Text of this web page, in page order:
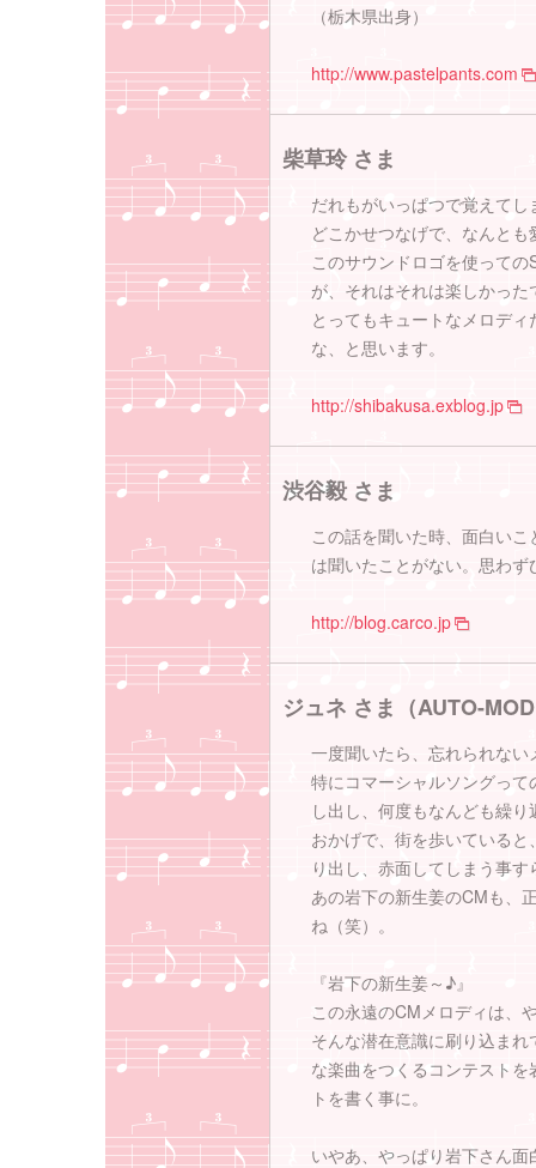
（栃木県出身）
http://www.pastelpants.com
柴草玲 さま
だれもがいっぱつで覚えて
どこかせつなげで、なんと
このサウンドロゴを使って
が、それはそれは楽しかった
とってもキュートなメロデ
な、と思います。
http://shibakusa.exblog.jp
渋谷毅 さま
この話を聞いた時、面白い
は聞いたことがない。思わ
http://blog.carco.jp
ジュネ さま（AUTO-
一度聞いたら、忘れられな
特にコマーシャルソングっ
し出し、何度もなんども繰り
おかげで、街を歩いている
り出し、赤面してしまう事
あの岩下の新生姜のCMも、
ね（笑）。
『岩下の新生姜～♪』
この永遠のCMメロディは、
そんな潜在意識に刷り込ま
な楽曲をつくるコンテスト
トを書く事に。
いやあ、やっぱり岩下さん